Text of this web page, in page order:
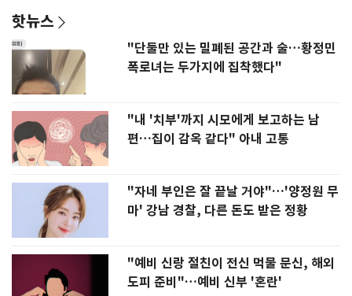
핫뉴스
"단둘만 있는 밀폐된 공간과 술…황정민
폭로녀는 두가지에 집착했다"
"내 '치부'까지 시모에게 보고하는 남
편…집이 감옥 같다" 아내 고통
"자네 부인은 잘 끝날 거야"…'양정원 무
마' 강남 경찰, 다른 돈도 받은 정황
"예비 신랑 절친이 전신 먹물 문신, 해외
도피 준비"…예비 신부 '혼란'